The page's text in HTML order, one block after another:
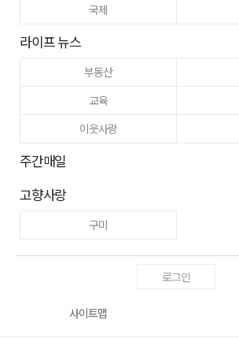
국제
라이프 뉴스
부동산
교육
이웃사랑
주간매일
고향사랑
구미
로그인
사이트맵